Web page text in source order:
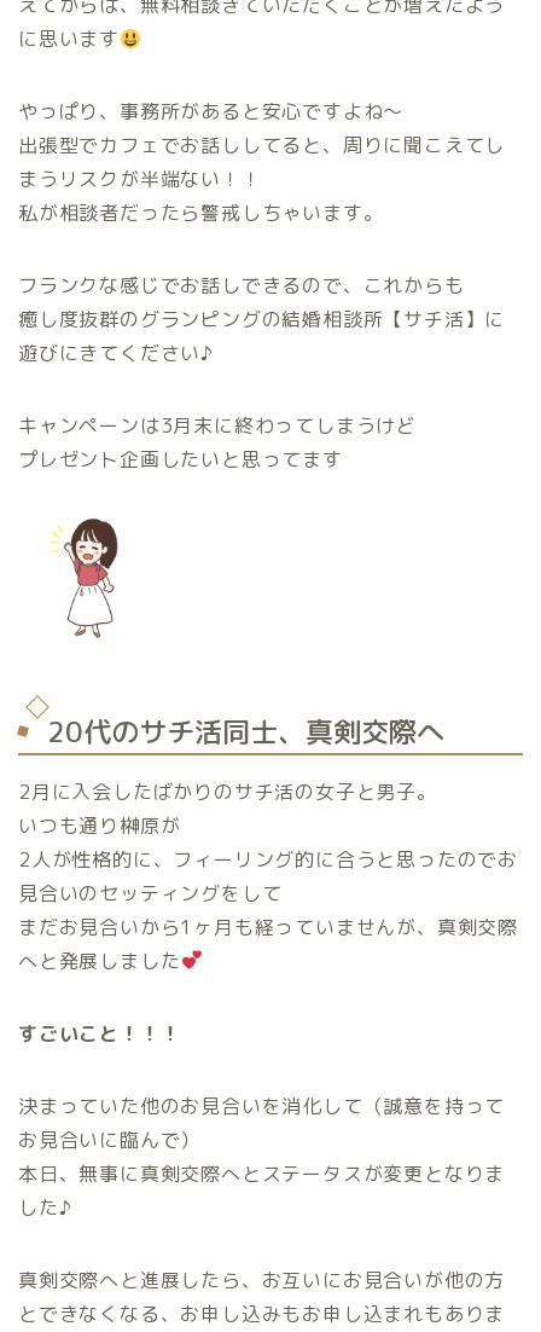
に思います
やっぱり、事務所があると安心ですよね〜
出張型でカフェでお話ししてると、周りに聞こえてし
まうリスクが半端ない！！
私が相談者だったら警戒しちゃいます。
フランクな感じでお話しできるので、これからも
癒し度抜群のグランピングの結婚相談所【サチ活】に
遊びにきてください♪
キャンペーンは3月末に終わってしまうけど
プレゼント企画したいと思ってます
20代のサチ活同士、真剣交際へ
2月に入会したばかりのサチ活の女子と男子。
いつも通り榊原が
2人が性格的に、フィーリング的に合うと思ったのでお
見合いのセッティングをして
まだお見合いから1ヶ月も経っていませんが、真剣交際
へと発展しました
すごいこと！！！
決まっていた他のお見合いを消化して（誠意を持って
お見合いに臨んで）
本日、無事に真剣交際へとステータスが変更となりま
した♪
真剣交際へと進展したら、お互いにお見合いが他の方
とできなくなる、お申し込みもお申し込まれもありま